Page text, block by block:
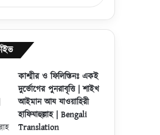
কাশ্মীর ও ফিলিস্তিনঃ একই
দুর্ভোগের পুনরাবৃত্তি | শাইখ
আইমান আয যাওয়াহিরী
হাফিযাহুল্লাহ | Bengali
Translation